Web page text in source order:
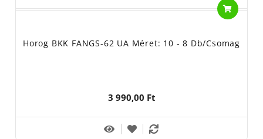
Horog BKK FANGS-62 UA Méret: 10 - 8 Db/csomag
3 990,00 Ft